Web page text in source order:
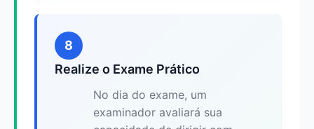
8
Realize o Exame Prático
No dia do exame, um
examinador avaliará sua